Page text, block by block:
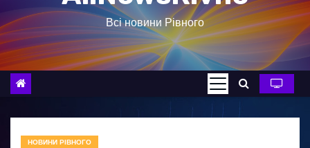
о
в
Всі новини Рівного
НОВИНИ РІВНОГО